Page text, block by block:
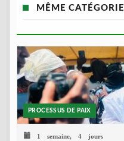
MÊME CATÉGORIE
PROCESSUS DE PAIX
1 semaine, 4 jours